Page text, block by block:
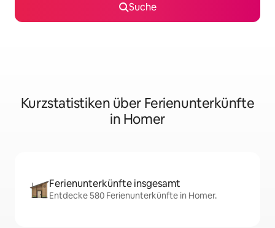
Suche
Kurzstatistiken über Ferienunterkünfte
in Homer
Ferienunterkünfte insgesamt
Entdecke 580 Ferienunterkünfte in Homer.